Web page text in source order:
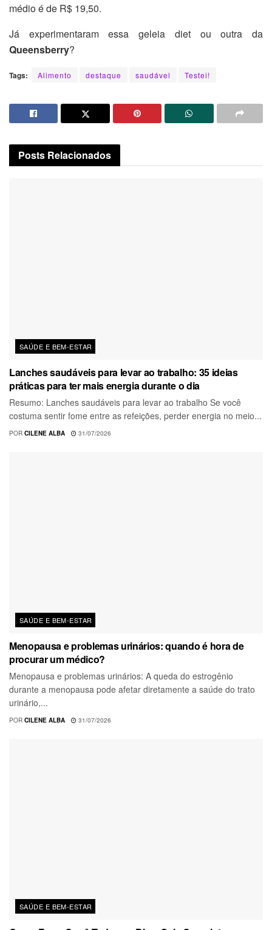
médio é de R$ 19,50.
Já experimentaram essa geleia diet ou outra da
Queensberry?
Tags: Alimento destaque saudável Testei!
Posts Relacionados
SAÚDE E BEM-ESTAR
Lanches saudáveis para levar ao trabalho: 35 ideias
práticas para ter mais energia durante o dia
Resumo: Lanches saudáveis para levar ao trabalho Se você
costuma sentir fome entre as refeições, perder energia no meio...
POR CILENE ALBA 31/07/2026
SAÚDE E BEM-ESTAR
Menopausa e problemas urinários: quando é hora de
procurar um médico?
Menopausa e problemas urinários: A queda do estrogênio
durante a menopausa pode afetar diretamente a saúde do trato
urinário,...
POR CILENE ALBA 31/07/2026
SAÚDE E BEM-ESTAR